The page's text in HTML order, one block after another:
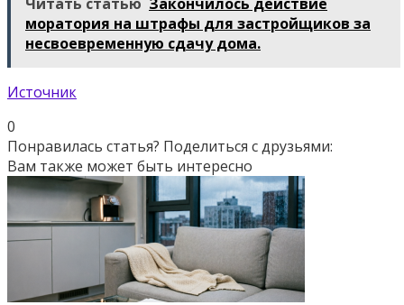
моратория на штрафы для застройщиков за
несвоевременную сдачу дома.
Источник
0
Понравилась статья? Поделиться с друзьями:
Вам также может быть интересно